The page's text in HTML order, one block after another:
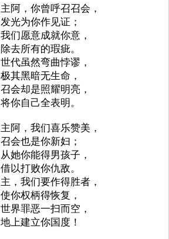
主阿，你曾呼召召会，
发光为你作见证；
我们愿意成就你意，
除去所有的瑕疵。
世代虽然弯曲悖谬，
极其黑暗无生命，
召会却是照耀明亮，
将你自己全表明。
主阿，我们喜乐赞美，
召会也是你新妇；
从她你能得男孩子，
借以打败你仇敌。
主，我们要作得胜者，
使你权柄得恢复，
世界罪恶一扫而空，
地上建立你国度！